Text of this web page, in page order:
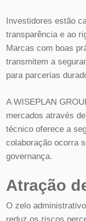
Investidores estão
transparência e ao
Marcas com boas
transmitem a
para parcerias
A WISEPLAN
mercados através
técnico oferece a
colaboração ocorra
governança.
Atração
O zelo